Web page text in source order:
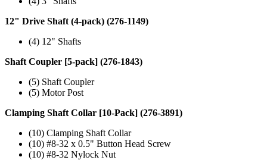
12" Drive Shaft (4-pack) (276-1149)
(4) 12" Shafts
Shaft Coupler [5-pack] (276-1843)
(5) Shaft Coupler
(5) Motor Post
Clamping Shaft Collar [10-Pack] (276-3891)
(10) Clamping Shaft Collar
(10) #8-32 x 0.5" Button Head Screw
(10) #8-32 Nylock Nut